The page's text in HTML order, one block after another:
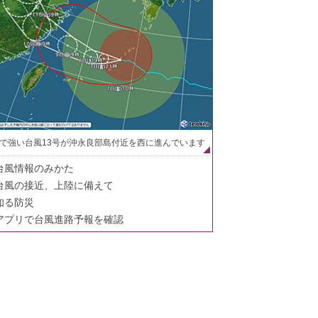
強い台風13号が沖永良部島付近を西に進んでいます
風情報のみかた
風の接近、上陸に備えて
る防災
プリで台風進路予報を確認